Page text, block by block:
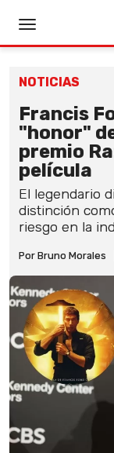
NOTICIAS
Francis
"honor"
premio
película
El legendario
distinción
riesgo en la
Por Bruno Morales